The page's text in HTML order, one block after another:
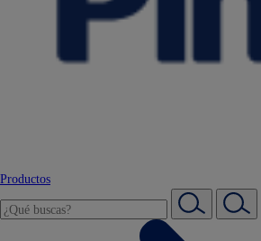
Productos